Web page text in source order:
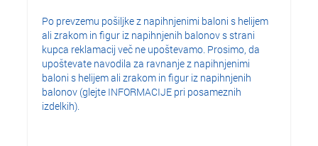
Po prevzemu pošiljke z napihnjenimi baloni s helijem
ali zrakom in figur iz napihnjenih balonov s strani
kupca reklamacij več ne upoštevamo. Prosimo, da
upoštevate navodila za ravnanje z napihnjenimi
baloni s helijem ali zrakom in figur iz napihnjenih
balonov (glejte INFORMACIJE pri posameznih
izdelkih).